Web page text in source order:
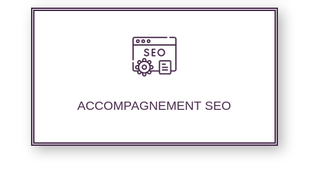
ACCOMPAGNEMENT SEO
Nous proposons un suivi et un rapport de
positionnement pour vous permettre d’étudier